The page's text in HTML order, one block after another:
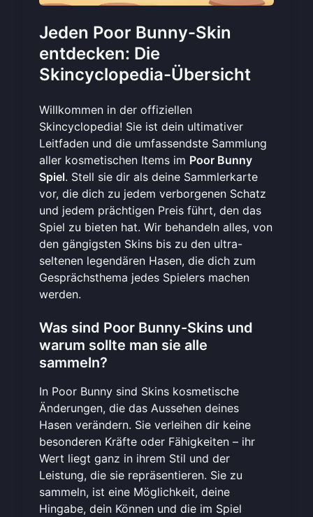
Jeden Poor Bunny-Skin
entdecken: Die
Skincyclopedia-Übersicht
Willkommen in der offiziellen
Skincyclopedia! Sie ist dein ultimativer
Leitfaden und die umfassendste Sammlung
aller kosmetischen Items im Poor Bunny
Spiel. Stell sie dir als deine Sammlerkarte
vor, die dich zu jedem verborgenen Schatz
und jedem prächtigen Preis führt, den das
Spiel zu bieten hat. Wir behandeln alles, von
den gängigsten Skins bis zu den ultra-
seltenen legendären Hasen, die dich zum
Gesprächsthema jedes Spielers machen
werden.
Was sind Poor Bunny-Skins und
warum sollte man sie alle
sammeln?
In Poor Bunny sind Skins kosmetische
Änderungen, die das Aussehen deines
Hasen verändern. Sie verleihen dir keine
besonderen Kräfte oder Fähigkeiten – ihr
Wert liegt ganz in ihrem Stil und der
Leistung, die sie repräsentieren. Sie zu
sammeln, ist eine Möglichkeit, deine
Hingabe, dein Können und die im Spiel